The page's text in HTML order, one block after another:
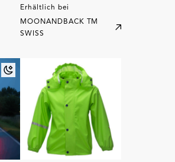
Erhältlich bei
MOONANDBACK TM
SWISS